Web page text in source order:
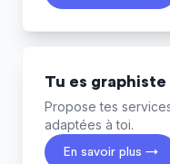
Tu es
Propose tes
adaptées à toi.
En savoir plus →